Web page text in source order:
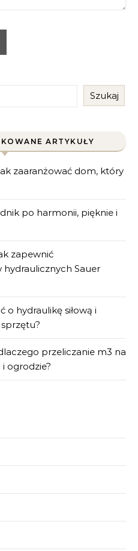
Szukaj
ARTYKUŁY
zaaranżować dom, który
po harmonii, pięknie i
zapewnić
hydraulicznych Sauer
o hydraulikę siłową i
przeliczanie m3 na
ogrodzie?